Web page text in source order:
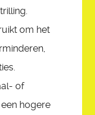
om het
of
hogere